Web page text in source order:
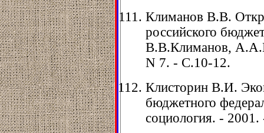
Климанов В.В.
российского
В.В.Климанов,
N 7. - C.10-12.
Клисторин В.И.
бюджетного
социология. -